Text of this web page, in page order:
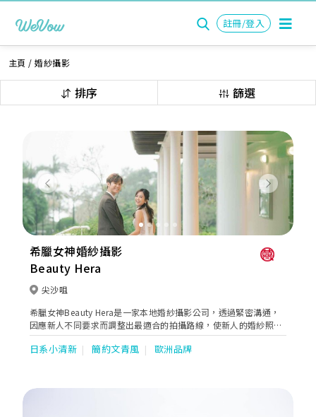
註冊/登入
主頁 /婚紗攝影
排序 篩選
Previous Next
希臘女神婚紗攝影
Beauty Hera
尖沙咀
希臘女神Beauty Hera是一家本地婚紗攝影公司，透過緊密溝通，
因應新人不同要求而調整出最適合的拍攝路線，使新人的婚紗照有
著連貫的故事性。同時亦貼心地提供全方位的婚嫁服務。位於婚紗
街的希臘女神提供一站式婚紗外租，婚紗攝影及婚紗攝錄等服務。
日系小清新 簡約文青風 歐洲品牌